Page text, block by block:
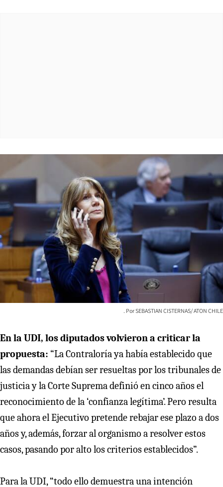
SEBASTIAN CISTERNAS/ ATON CHILE
En la UDI, los diputados volvieron a criticar la
propuesta: “La Contraloría ya había establecido que
las demandas debían ser resueltas por los tribunales de
justicia y la Corte Suprema definió en cinco años el
reconocimiento de la ‘confianza legítima’. Pero resulta
que ahora el Ejecutivo pretende rebajar ese plazo a dos
años y, además, forzar al organismo a resolver estos
casos, pasando por alto los criterios establecidos”.
Para la UDI, “todo ello demuestra una intención